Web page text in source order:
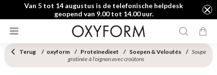
Van 5 tot 14 augustus is de telefonische helpdesk
geopend van 9.00 tot 14.00 uur.
Terug oxyform Proteïnedieet Soepen & Veloutés
Soupe
gratinée à l'oignon avec croûtons